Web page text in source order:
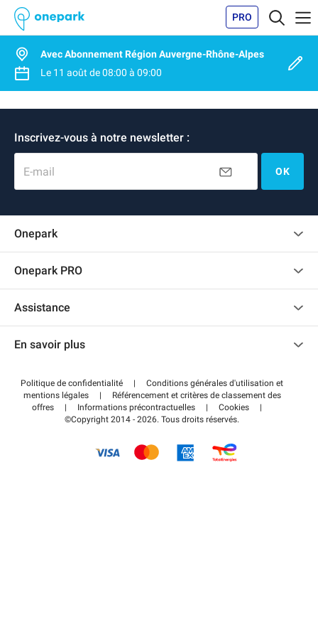
PRO
Avec Abonnement Région Auvergne-Rhône-Alpes
Le 11 août de08:00 à 09:00
Inscrivez-vous à notre newsletter :
E-mail OK
Onepark
Recrutement
Onepark PRO
Accéder à mon espace partenaire
Assistance
Centre d'aide
Régler votre stationnement FLOW
En savoir plus
Wiki
Guide du stationnement
Politique de confidentialité |
Conditions générales d'utilisation et
mentions légales
|
Référencement et critères de classement des
offres
| Informations précontractuelles | Cookies
|
©Copyright 2014 - 2026. Tous droits réservés.